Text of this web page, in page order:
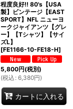
程度良好!! 80's【USA
製】ビンテージ【EAST
SPORT】NFL ニューヨ
ークジャイアンツ【グレ
ー】【Tシャツ】【サイ
ズL】
[FE1166-10-FE18-H]
5,800円(税別)
(税込 : 6,380円)
カートに入れる